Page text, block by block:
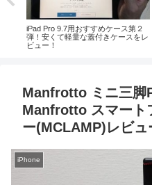
Xperia XZ Premium(SO-04J)が発売
開始！XZ持ちから買い換え必要
か・・・？
Manfrotto ミニ三脚
Manfrotto スマート
ー(MCLAMP)レビュ
iPhone